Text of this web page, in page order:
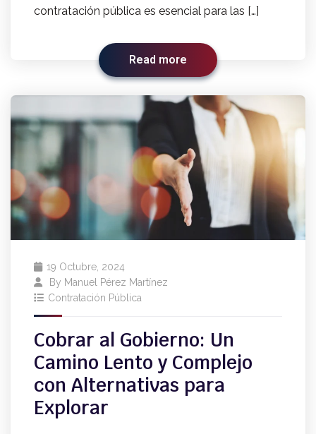
contratación pública es esencial para las […]
Read more
19 Octubre, 2024
By Manuel Pérez Martínez
Contratación Pública
Cobrar al Gobierno: Un
Camino Lento y Complejo
con Alternativas para
Explorar